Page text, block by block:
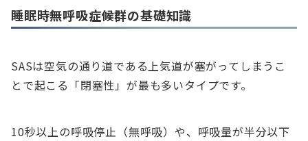
睡眠時無呼吸症候群の基礎知識
SASは空気の通り道である上気道が塞がってしまうこ
とで起こる「閉塞性」が最も多いタイプです。
10秒以上の呼吸停止（無呼吸）や、呼吸量が半分以下